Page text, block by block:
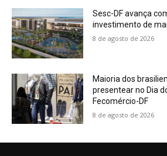
Sesc-DF avança
investimento de
8 de agosto de 2026
Maioria dos
presentear no Dia
Fecomércio-DF
8 de agosto de 2026